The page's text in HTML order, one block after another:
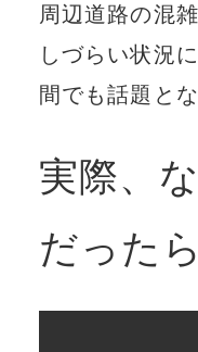
周辺道路の混
しづらい状況
間でも話題と
実際、
だった